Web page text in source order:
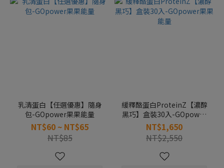
乳清蛋白【任選優惠】隨身
包-GOpower果果能量
NT$60 ~ NT$65
NT$85
緩釋酪蛋白ProteinZ【濃醇
黑巧】盒裝30入-GOpower
果果能量
NT$1,650
NT$2,550